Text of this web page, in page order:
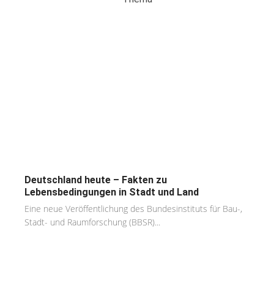
Deutschland heute – Fakten zu
Lebensbedingungen in Stadt und Land
Eine neue Veröffentlichung des Bundesinstituts für Bau-,
Stadt- und Raumforschung (BBSR)...